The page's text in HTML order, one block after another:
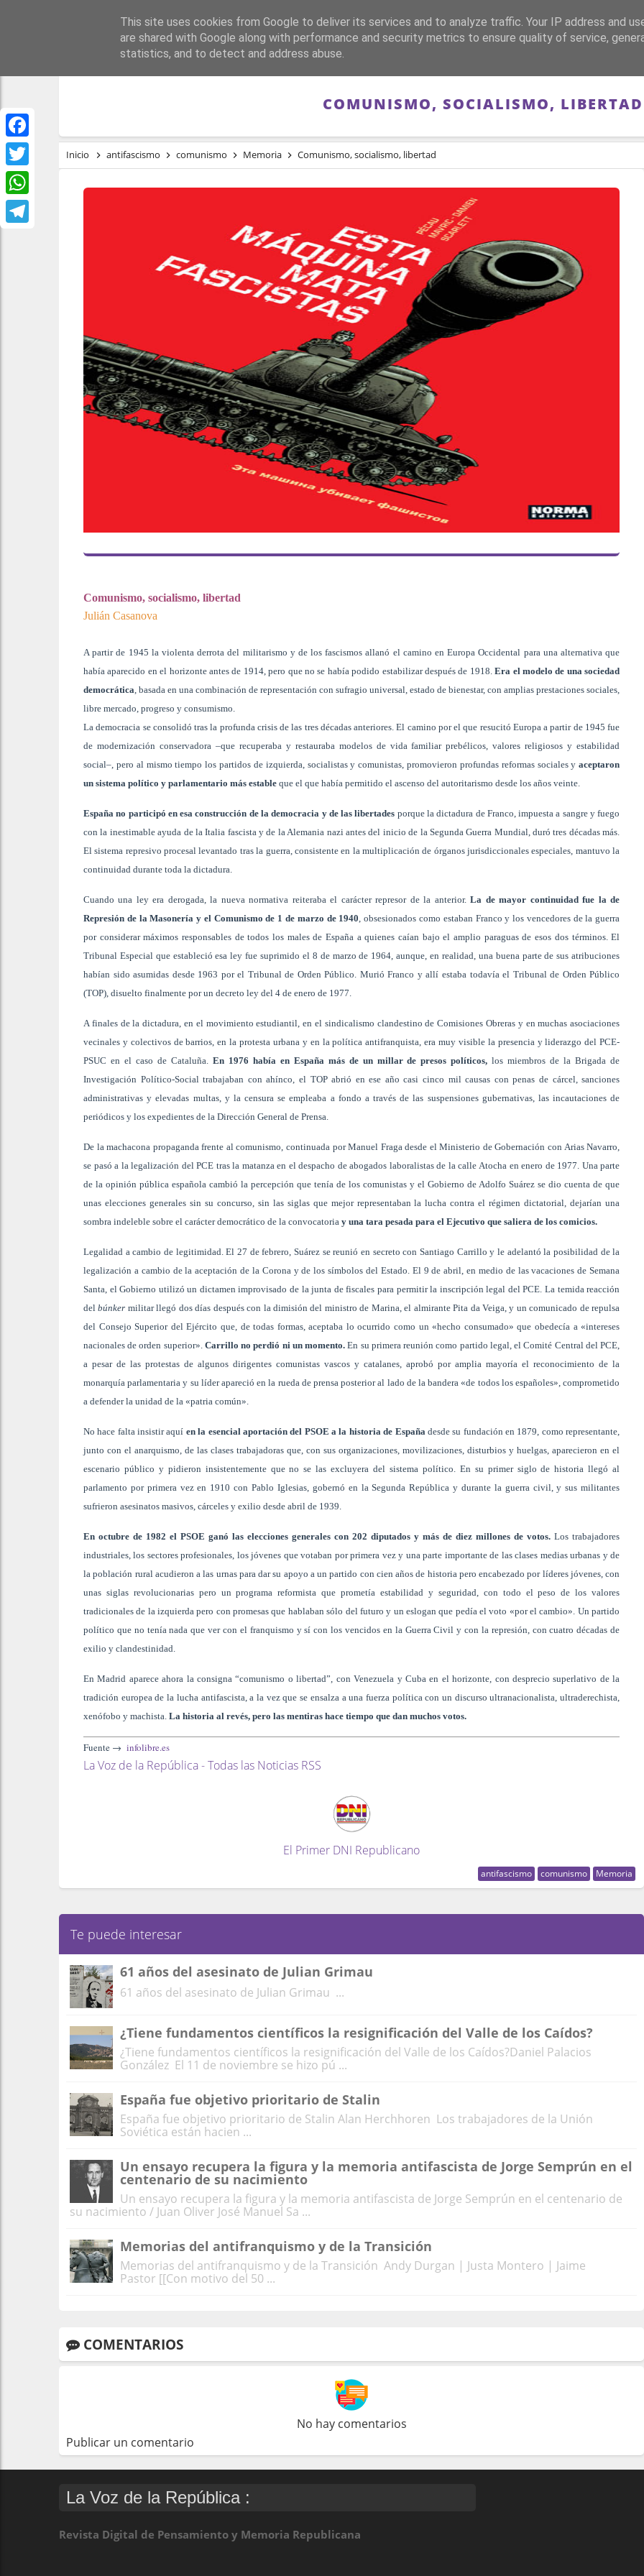
Facebook
Twitter
WhatsApp
PORTADA REPÚBLICA FRANQUISMO GUERRA DE ESPAÑA MEMORIA
COMUNISMO, SOCIALISMO, LIBERTAD
Inicio antifascismo comunismo Memoria Comunismo, socialismo, libertad
Comunismo, socialismo, libertad
Julián Casanova
A partir de 1945 la violenta derrota del militarismo y de los fascismos allanó el camino en Europa Occidental para una alternativa que
había aparecido en el horizonte antes de 1914, pero que no se había podido estabilizar después de 1918.Era el modelo de una sociedad
democrática, basada en una combinación de representación con sufragio universal, estado de bienestar, con amplias prestaciones sociales,
libre mercado, progreso y consumismo.
La democracia se consolidó tras la profunda crisis de las tres décadas anteriores. El camino por el que resucitó Europa a partir de 1945 fue
de modernización conservadora –que recuperaba y restauraba modelos de vida familiar prebélicos, valores religiosos y estabilidad
social–, pero al mismo tiempo los partidos de izquierda, socialistas y comunistas, promovieron profundas reformas sociales yaceptaron
un sistema político y parlamentario más estable que el que había permitido el ascenso del autoritarismo desde los años veinte.
España no participó en esa construcción de la democracia y de las libertades porque la dictadura de Franco, impuesta a sangre y fuego
con la inestimable ayuda de la Italia fascista y de la Alemania nazi antes del inicio de la Segunda Guerra Mundial, duró tres décadas más.
El sistema represivo procesal levantado tras la guerra, consistente en la multiplicación de órganos jurisdiccionales especiales, mantuvo la
continuidad durante toda la dictadura.
Cuando una ley era derogada, la nueva normativa reiteraba el carácter represor de la anterior.La de mayor continuidad fue la de
Represión de la Masonería y el Comunismo de 1 de marzo de 1940, obsesionados como estaban Franco y los vencedores de la guerra
por considerar máximos responsables de todos los males de España a quienes caían bajo el amplio paraguas de esos dos términos. El
Tribunal Especial que estableció esa ley fue suprimido el 8 de marzo de 1964, aunque, en realidad, una buena parte de sus atribuciones
habían sido asumidas desde 1963 por el Tribunal de Orden Público. Murió Franco y allí estaba todavía el Tribunal de Orden Público
(TOP), disuelto finalmente por un decreto ley del 4 de enero de 1977.
A finales de la dictadura, en el movimiento estudiantil, en el sindicalismo clandestino de Comisiones Obreras y en muchas asociaciones
vecinales y colectivos de barrios, en la protesta urbana y en la política antifranquista, era muy visible la presencia y liderazgo del PCE-
PSUC en el caso de Cataluña. En 1976 había en España más de un millar de presos políticos, los miembros de la Brigada de
Investigación Político-Social trabajaban con ahínco, el TOP abrió en ese año casi cinco mil causas con penas de cárcel, sanciones
administrativas y elevadas multas, y la censura se empleaba a fondo a través de las suspensiones gubernativas, las incautaciones de
periódicos y los expedientes de la Dirección General de Prensa.
De la machacona propaganda frente al comunismo, continuada por Manuel Fraga desde el Ministerio de Gobernación con Arias Navarro,
se pasó a la legalización del PCE tras la matanza en el despacho de abogados laboralistas de la calle Atocha en enero de 1977. Una parte
de la opinión pública española cambió la percepción que tenía de los comunistas y el Gobierno de Adolfo Suárez se dio cuenta de que
unas elecciones generales sin su concurso, sin las siglas que mejor representaban la lucha contra el régimen dictatorial, dejarían una
sombra indeleble sobre el carácter democrático de la convocatoria y una tara pesada para el Ejecutivo que saliera de los comicios.
Legalidad a cambio de legitimidad. El 27 de febrero, Suárez se reunió en secreto con Santiago Carrillo y le adelantó la posibilidad de la
legalización a cambio de la aceptación de la Corona y de los símbolos del Estado. El 9 de abril, en medio de las vacaciones de Semana
Santa, el Gobierno utilizó un dictamen improvisado de la junta de fiscales para permitir la inscripción legal del PCE. La temida reacción
delbúnker militar llegó dos días después con la dimisión del ministro de Marina, el almirante Pita da Veiga, y un comunicado de repulsa
del Consejo Superior del Ejército que, de todas formas, aceptaba lo ocurrido como un «hecho consumado» que obedecía a «intereses
nacionales de orden superior». Carrillo no perdió ni un momento. En su primera reunión como partido legal, el Comité Central del PCE,
a pesar de las protestas de algunos dirigentes comunistas vascos y catalanes, aprobó por amplia mayoría el reconocimiento de la
monarquía parlamentaria y su líder apareció en la rueda de prensa posterior al lado de la bandera «de todos los españoles», comprometido
a defender la unidad de la «patria común».
No hace falta insistir aquí en la esencial aportación del PSOE a la historia de Españadesde su fundación en 1879, como representante,
junto con el anarquismo, de las clases trabajadoras que, con sus organizaciones, movilizaciones, disturbios y huelgas, aparecieron en el
escenario público y pidieron insistentemente que no se las excluyera del sistema político. En su primer siglo de historia llegó al
parlamento por primera vez en 1910 con Pablo Iglesias, gobernó en la Segunda República y durante la guerra civil, y sus militantes
sufrieron asesinatos masivos, cárceles y exilio desde abril de 1939.
En octubre de 1982 el PSOE ganó las elecciones generales con 202 diputados y más de diez millones de votos. Los trabajadores
industriales, los sectores profesionales, los jóvenes que votaban por primera vez y una parte importante de las clases medias urbanas y de
la población rural acudieron a las urnas para dar su apoyo a un partido con cien años de historia pero encabezado por líderes jóvenes, con
unas siglas revolucionarias pero un programa reformista que prometía estabilidad y seguridad, con todo el peso de los valores
tradicionales de la izquierda pero con promesas que hablaban sólo del futuro y un eslogan que pedía el voto «por el cambio». Un partido
político que no tenía nada que ver con el franquismo y sí con los vencidos en la Guerra Civil y con la represión, con cuatro décadas de
exilio y clandestinidad.
En Madrid aparece ahora la consigna “comunismo o libertad”, con Venezuela y Cuba en el horizonte, con desprecio superlativo de la
tradición europea de la lucha antifascista, a la vez que se ensalza a una fuerza política con un discurso ultranacionalista, ultraderechista,
xenófobo y machista. La historia al revés, pero las mentiras hace tiempo que dan muchos votos.
Fuente → infolibre.es
La Voz de la República - Todas las Noticias RSS
El Primer DNI Republicano
antifascismo comunismo Memoria
Te puede interesar
61 años del asesinato de Julian Grimau
61 años del asesinato de Julian Grimau ...
¿Tiene fundamentos científicos la resignificación del Valle de los Caídos?
¿Tiene fundamentos científicos la resignificación del Valle de los Caídos?Daniel Palacios
González El 11 de noviembre se hizo pú ...
España fue objetivo prioritario de Stalin
España fue objetivo prioritario de Stalin Alan Herchhoren Los trabajadores de la Unión
Soviética están hacien ...
Un ensayo recupera la figura y la memoria antifascista de Jorge Semprún en el
centenario de su nacimiento
Un ensayo recupera la figura y la memoria antifascista de Jorge Semprún en el centenario de
su nacimiento / Juan Oliver José Manuel Sa ...
Memorias del antifranquismo y de la Transición
Memorias del antifranquismo y de la Transición Andy Durgan | Justa Montero | Jaime
Pastor [[Con motivo del 50 ...
COMENTARIOS
No hay comentarios
Publicar un comentario
La Voz de la República :
Revista Digital de Pensamiento y Memoria Republicana
This site uses cookies from Google to deliver its services and to analyze traffic. Your IP address and
are shared with Google along with performance and security metrics to ensure quality of service,
statistics, and to detect and address abuse.